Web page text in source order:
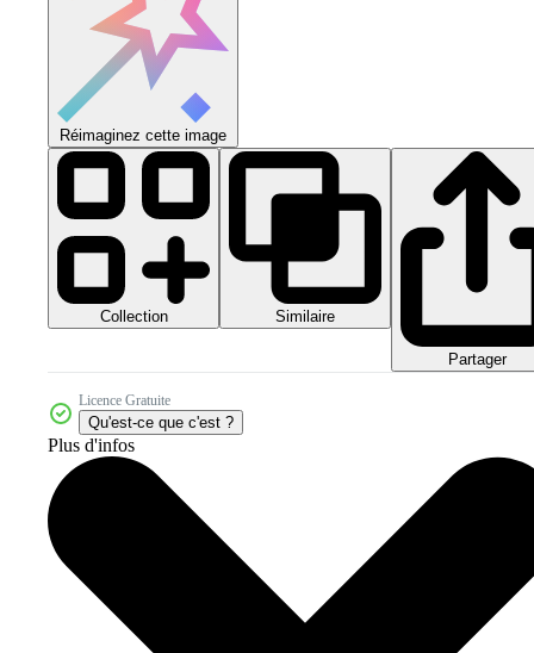
Réimaginez cette image
Collection Similaire
Partager
Licence Gratuite
Qu'est-ce que c'est ?
Plus d'infos